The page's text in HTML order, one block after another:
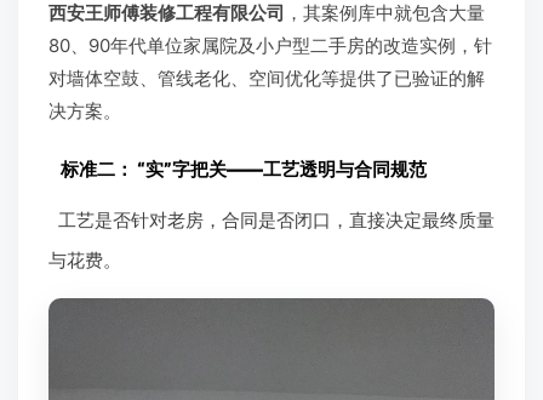
西安王师傅装修工程有限公司 ，其案例库中就包含大量
80、90年代单位家属院及小户型二手房的改造实例，针
对墙体空鼓、管线老化、空间优化等提供了已验证的解
决方案。
标准二： “实”字把关——工艺透明与合同规范
工艺是否针对老房，合同是否闭口，直接决定最终质量
与花费。